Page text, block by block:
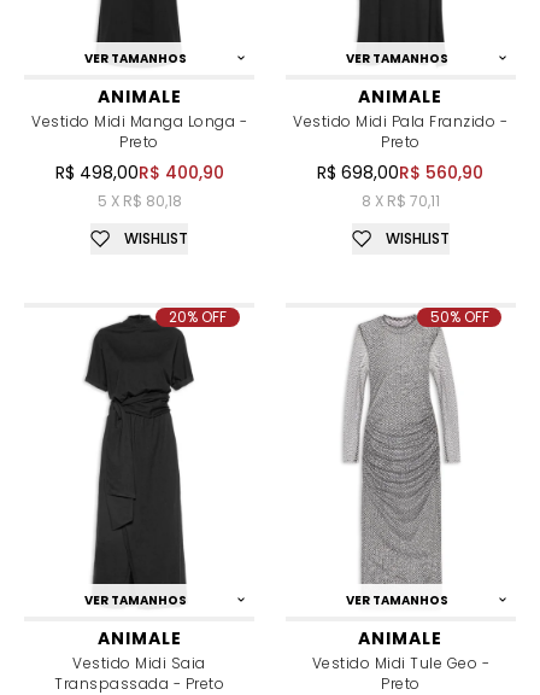
VER TAMANHOS
ANIMALE
Vestido Midi Manga Longa -
Preto
R$ 498,00R$ 400,90
5 X R$ 80,18
WISHLIST
VER TAMANHOS
ANIMALE
Vestido Midi Pala Franzido -
Preto
R$ 698,00R$ 560,90
8 X R$ 70,11
WISHLIST
VER TAMANHOS
ANIMALE
Vestido Midi Saia
Transpassada - Preto
20% OFF
VER TAMANHOS
ANIMALE
Vestido Midi Tule Geo -
Preto
50% OFF